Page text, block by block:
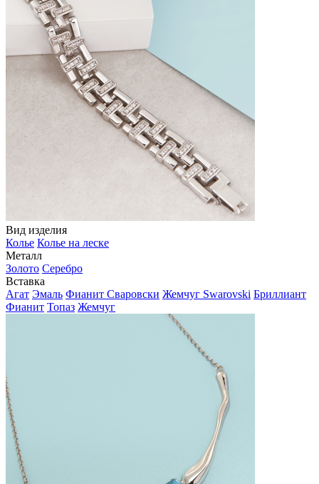
Вид изделия
Колье Колье на леске
Металл
Золото Серебро
Вставка
Агат Эмаль Фианит Сваровски Жемчуг Swarovski Бриллиант
Фианит Топаз Жемчуг